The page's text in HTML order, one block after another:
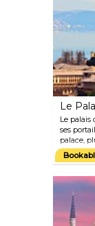
Le
Le palais
ses
palace,
cette
sont pas
et le
plus
la